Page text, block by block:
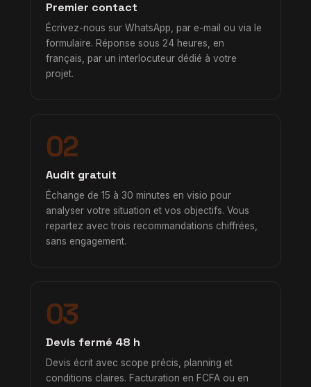
Premier contact
Écrivez-nous sur WhatsApp, par e-mail ou via le
formulaire. Réponse sous 24 heures, en
français, par un interlocuteur dédié à votre
projet.
02
Audit gratuit
Échange de 15 à 30 minutes en visio pour
analyser votre situation et vos objectifs. Vous
repartez avec trois recommandations chiffrées,
sans engagement.
03
Devis fermé 48 h
Devis écrit avec scope précis, planning et
conditions claires. Facturation en FCFA ou en